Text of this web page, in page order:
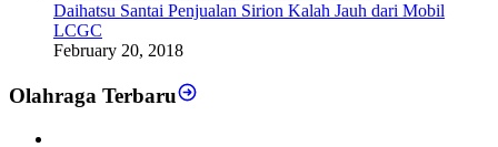
Daihatsu Santai Penjualan Sirion Kalah Jauh dari Mobil
LCGC
February 20, 2018
Olahraga Terbaru